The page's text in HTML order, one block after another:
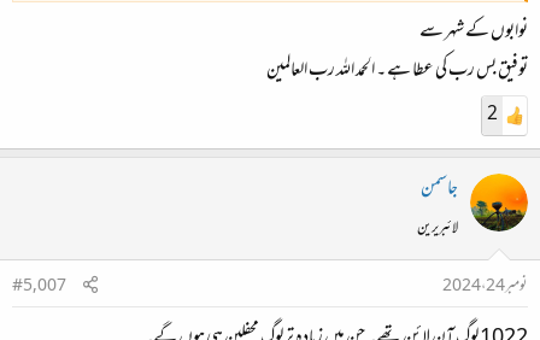
نوابوں کے شہر سے
توفیق بس رب کی عطا ہے ۔ الحمد اللہ رب العالمین
2
جاسمن
لائبریرین
نومبر 24، 2024
#5,007